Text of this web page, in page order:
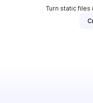
Turn static